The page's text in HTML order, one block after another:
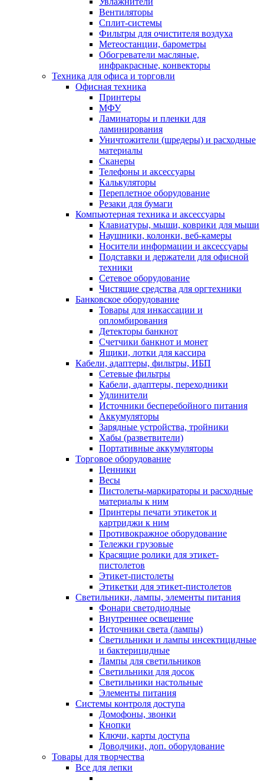
Вентиляторы
Сплит-системы
Фильтры для очистителя воздуха
Метеостанции, барометры
Обогреватели масляные,
инфракрасные, конвекторы
Техника для офиса и торговли
Офисная техника
Принтеры
МФУ
Ламинаторы и пленки для
ламинирования
Уничтожители (шредеры) и расходные
материалы
Сканеры
Телефоны и аксессуары
Калькуляторы
Переплетное оборудование
Резаки для бумаги
Компьютерная техника и аксессуары
Клавиатуры, мыши, коврики для мыши
Наушники, колонки, веб-камеры
Носители информации и аксессуары
Подставки и держатели для офисной
техники
Сетевое оборудование
Чистящие средства для оргтехники
Банковское оборудование
Товары для инкассации и
опломбирования
Детекторы банкнот
Счетчики банкнот и монет
Ящики, лотки для кассира
Кабели, адаптеры, фильтры, ИБП
Сетевые фильтры
Кабели, адаптеры, переходники
Удлинители
Источники бесперебойного питания
Аккумуляторы
Зарядные устройства, тройники
Хабы (разветвители)
Портативные аккумуляторы
Торговое оборудование
Ценники
Весы
Пистолеты-маркираторы и расходные
материалы к ним
Принтеры печати этикеток и
картриджи к ним
Противокражное оборудование
Тележки грузовые
Красящие ролики для этикет-
пистолетов
Этикет-пистолеты
Этикетки для этикет-пистолетов
Светильники, лампы, элементы питания
Фонари светодиодные
Внутреннее освещение
Источники света (лампы)
Светильники и лампы инсектицидные
и бактерицидные
Лампы для светильников
Светильники для досок
Светильники настольные
Элементы питания
Системы контроля доступа
Домофоны, звонки
Кнопки
Ключи, карты доступа
Доводчики, доп. оборудование
Товары для творчества
Все для лепки